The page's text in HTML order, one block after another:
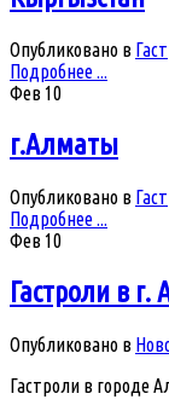
Опубликовано в
Подробнее ...
Фев 10
г.Алматы
Опубликовано в
Подробнее ...
Фев 10
Гастроли в
Опубликовано в
Гастроли в городе